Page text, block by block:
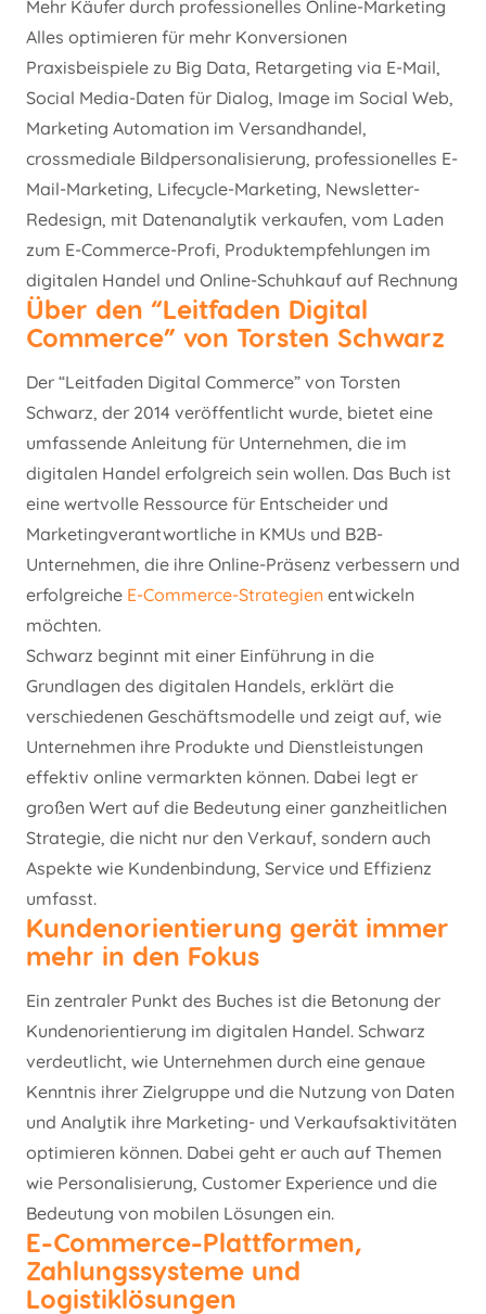
Mehr Käufer durch professionelles Online-Marketing
Alles optimieren für mehr Konversionen
Praxisbeispiele zu Big Data, Retargeting via E-Mail,
Social Media-Daten für Dialog, Image im Social Web,
Marketing Automation im Versandhandel,
crossmediale Bildpersonalisierung, professionelles E-
Mail-Marketing, Lifecycle-Marketing, Newsletter-
Redesign, mit Datenanalytik verkaufen, vom Laden
zum E-Commerce-Profi, Produktempfehlungen im
digitalen Handel und Online-Schuhkauf auf Rechnung
Über den “Leitfaden Digital
Commerce” von Torsten Schwarz
Der “Leitfaden Digital Commerce” von Torsten
Schwarz, der 2014 veröffentlicht wurde, bietet eine
umfassende Anleitung für Unternehmen, die im
digitalen Handel erfolgreich sein wollen. Das Buch ist
eine wertvolle Ressource für Entscheider und
Marketingverantwortliche in KMUs und B2B-
Unternehmen, die ihre Online-Präsenz verbessern und
erfolgreiche E-Commerce-Strategien entwickeln
möchten.
Schwarz beginnt mit einer Einführung in die
Grundlagen des digitalen Handels, erklärt die
verschiedenen Geschäftsmodelle und zeigt auf, wie
Unternehmen ihre Produkte und Dienstleistungen
effektiv online vermarkten können. Dabei legt er
großen Wert auf die Bedeutung einer ganzheitlichen
Strategie, die nicht nur den Verkauf, sondern auch
Aspekte wie Kundenbindung, Service und Effizienz
umfasst.
Kundenorientierung gerät immer
mehr in den Fokus
Ein zentraler Punkt des Buches ist die Betonung der
Kundenorientierung im digitalen Handel. Schwarz
verdeutlicht, wie Unternehmen durch eine genaue
Kenntnis ihrer Zielgruppe und die Nutzung von Daten
und Analytik ihre Marketing- und Verkaufsaktivitäten
optimieren können. Dabei geht er auch auf Themen
wie Personalisierung, Customer Experience und die
Bedeutung von mobilen Lösungen ein.
E-Commerce-Plattformen,
Zahlungssysteme und
Logistiklösungen